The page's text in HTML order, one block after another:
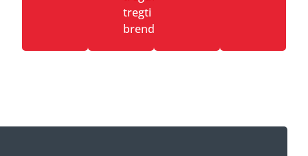
tregti
brenda